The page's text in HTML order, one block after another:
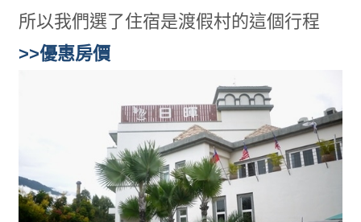
所以我們選了住宿是渡假村的這個行程
>>優惠房價